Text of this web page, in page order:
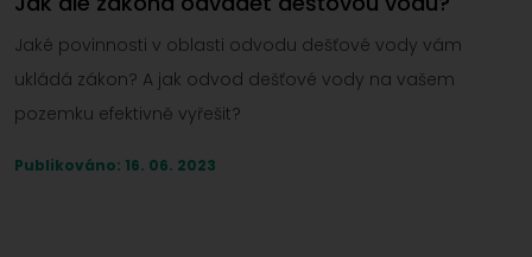
Jaké povinnosti v oblasti odvodu dešťové vody vám
ukládá zákon? A jak odvod dešťové vody na vašem
pozemku efektivně vyřešit?
Publikováno: 16. 06. 2023